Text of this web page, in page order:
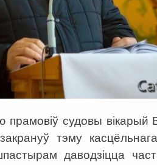
судовы вікарый
тэму
даводзіцца